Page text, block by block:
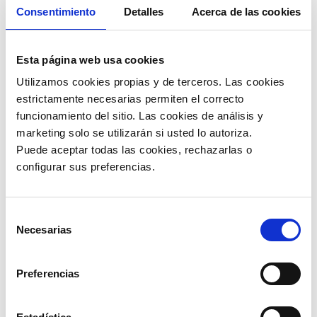
Consentimiento Detalles Acerca de las cookies
Esta página web usa cookies
Utilizamos cookies propias y de terceros. Las cookies
estrictamente necesarias permiten el correcto
funcionamiento del sitio. Las cookies de análisis y
marketing solo se utilizarán si usted lo autoriza.
Puede aceptar todas las cookies, rechazarlas o
configurar sus preferencias.
Necesarias
Preferencias
Es una de las preguntas más frecuentes que se
hacen los contribuyentes peruanos. Para el ejercicio
deben hacerlo:
Trabajadores que hayan recibido Rentas de
Quinta Categoría, es decir, trabajadores de
subarrendamiento de bienes inmuebles.
Trabajadores que perciban Rentas de Cuarta
Categoría y Rentas de Fuente extranjera,